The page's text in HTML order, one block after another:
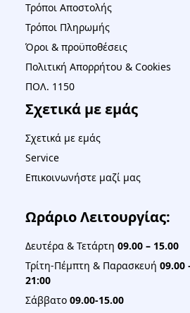
Τρόποι Αποστολής
Τρόποι Πληρωμής
Όροι & προϋποθέσεις
Πολιτική Απορρήτου & Cookies
ΠΟΛ. 1150
Σχετικά με εμάς
Σχετικά με εμάς
Service
Επικοινωνήστε μαζί μας
Ωράριο Λειτουργίας:
Δευτέρα & Τετάρτη 09.00 – 15.00
Τρίτη-Πέμπτη & Παρασκευή 09.00
21:00
Σάββατο 09.00-15.00